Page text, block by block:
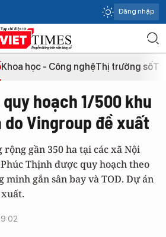
Đăng nhập
Khoa học - Công nghệThị trường số
hoạch 1/500 khu
do Vingroup đề xuất
gần 350 ha tại các xã Nội
Thịnh được quy hoạch theo
gắn sân bay và TOD. Dự án